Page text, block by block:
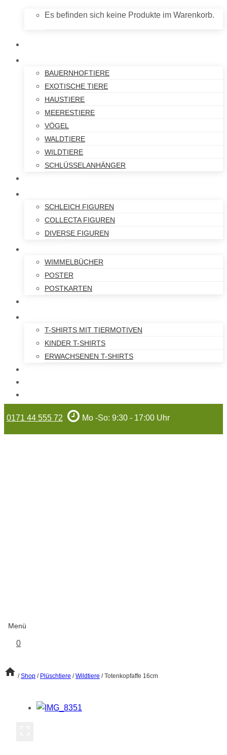
Es befinden sich keine Produkte im Warenkorb.
BAUERNHOFTIERE
EXOTISCHE TIERE
HAUSTIERE
MEERESTIERE
VÖGEL
WALDTIERE
WILDTIERE
SCHLÜSSELANHÄNGER
SCHLEICH FIGUREN
COLLECTA FIGUREN
DIVERSE FIGUREN
WIMMELBÜCHER
POSTER
POSTKARTEN
T-SHIRTS MIT TIERMOTIVEN
KINDER T-SHIRTS
ERWACHSENEN T-SHIRTS
0171 44 555 72 Mo -So: 9:30 - 17:00 Uhr
Menü
0
/ Shop / Plüschtiere / Wildtiere / Totenkopfaffe 16cm